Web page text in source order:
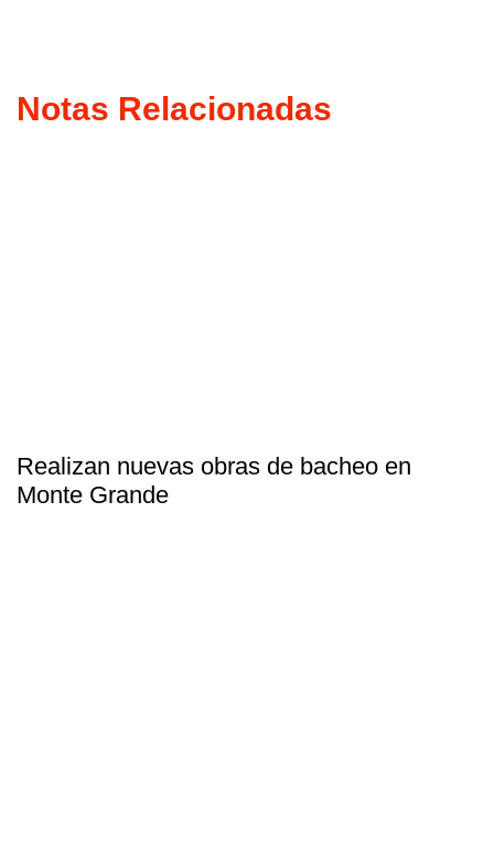
Notas Relacionadas
Realizan nuevas obras de bacheo en
Monte Grande